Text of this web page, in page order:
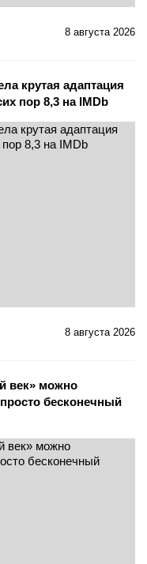
8 августа 2026
крутая адаптация
пор 8,3 на IMDb
8 августа 2026
век» можно
бесконечный